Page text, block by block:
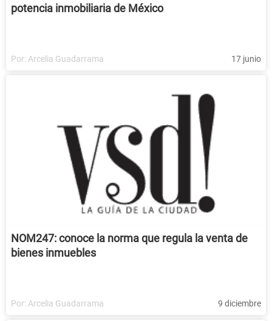
potencia inmobiliaria de México
Por: Arcelia Guadarrama 17 junio
NOM247: conoce la norma que regula la venta de
bienes inmuebles
Por: Arcelia Guadarrama 9 diciembre